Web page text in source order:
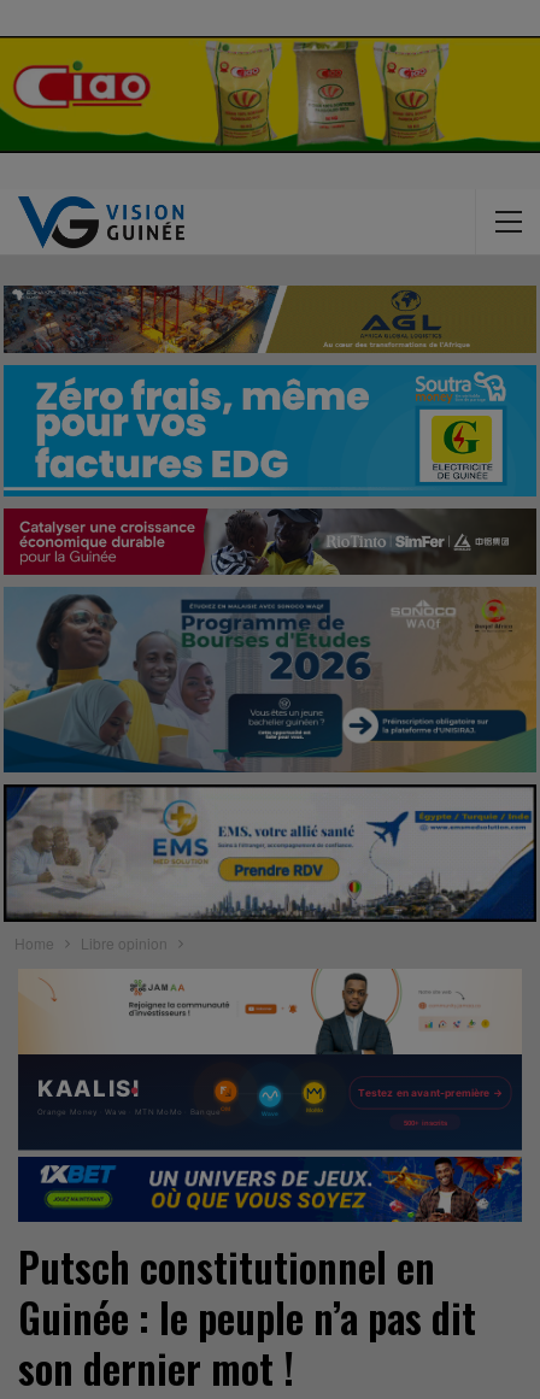
Home Libre opinion
Putsch constitutionnel en
Guinée : le peuple n’a pas dit
son dernier mot !